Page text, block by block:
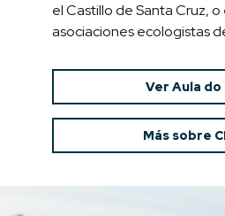
el Castillo de Santa Cruz, o
asociaciones ecologistas
Ver Aula do
Más sobre